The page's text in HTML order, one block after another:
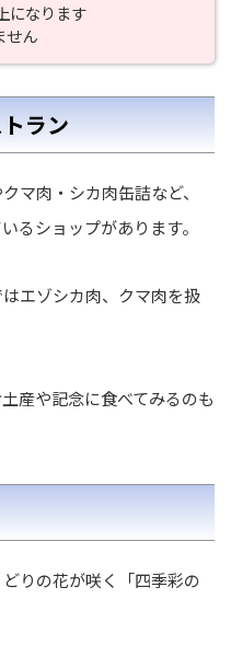
になります
せん
ラン
マ肉・シカ肉缶詰など、
るショップがあります。
エゾシカ肉、クマ肉を扱
産や記念に食べてみるのも
りの花が咲く「四季彩の